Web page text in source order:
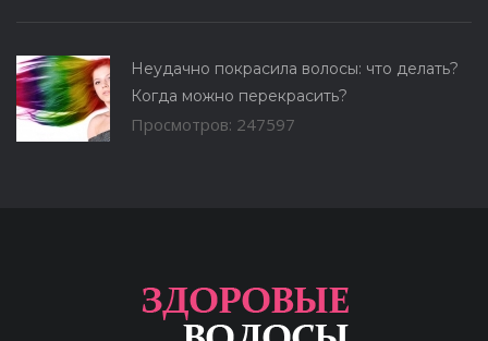
Неудачно покрасила волосы: что делать?
Когда можно перекрасить?
Просмотров: 247597